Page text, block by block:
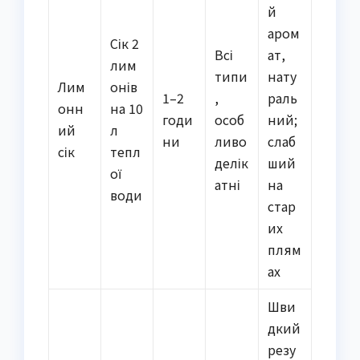
Лим
онн
ий
сік
Сік 2
лим
онів
на 10
л
тепл
ої
води
1–2
годи
ни
Всі
типи
,
особ
ливо
делік
атні
й
аром
ат,
нату
раль
ний;
слаб
ший
на
стар
их
плям
ах
Шви
дкий
резу